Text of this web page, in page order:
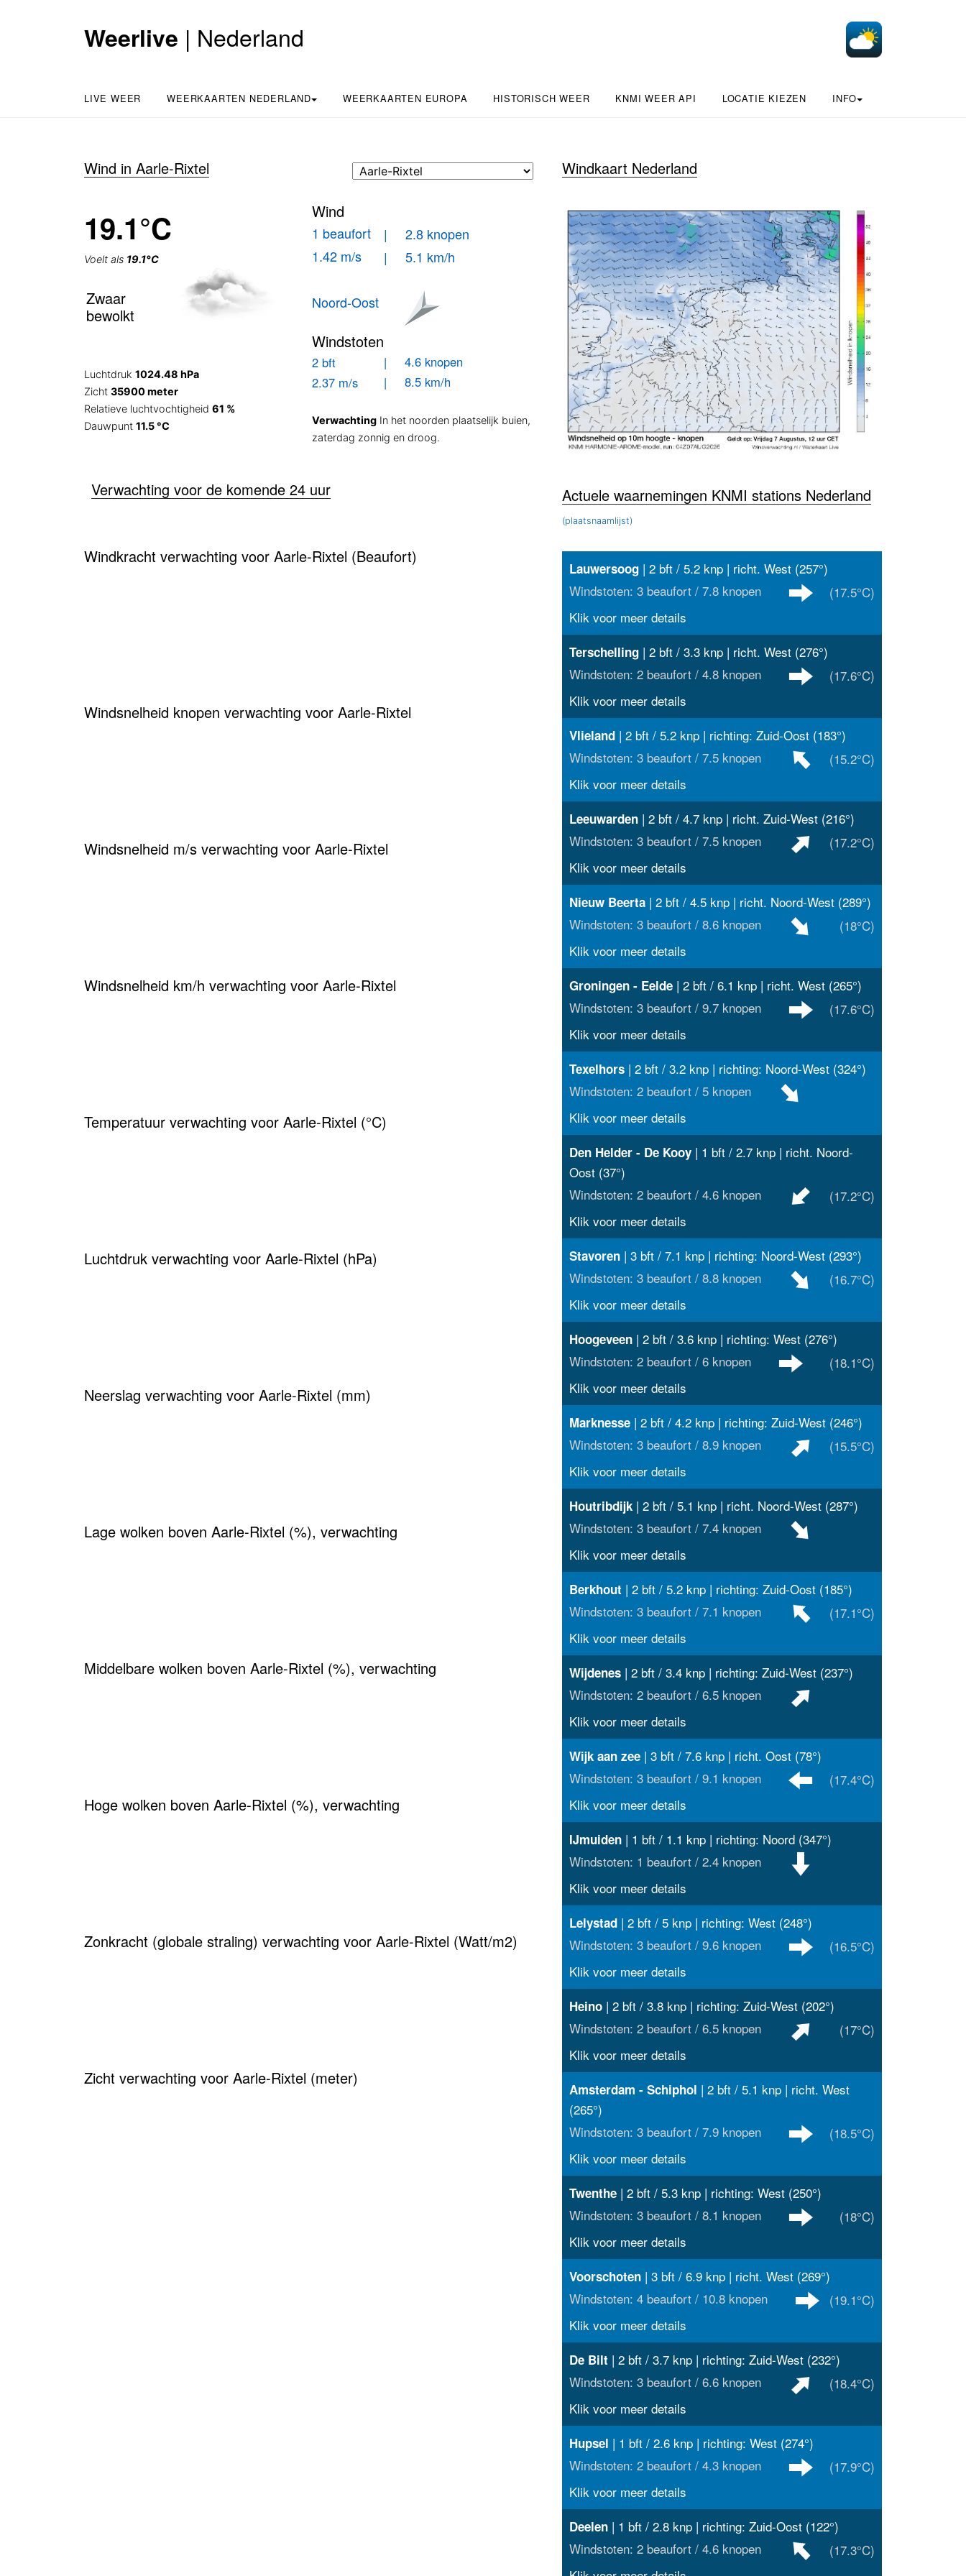
Weerlive | Nederland
LIVE WEER WEERKAARTEN NEDERLAND WEERKAARTEN EUROPA HISTORISCH WEER KNMI WEER API LOCATIE KIEZEN INFO
Wind in Aarle-Rixtel
Wind
1 beaufort
| 2.8 knopen
1.42 m/s
| 5.1 km/h
Noord-Oost
Windstoten
2 bft
| 4.6 knopen
2.37 m/s
| 8.5 km/h
Verwachting In het noorden plaatselijk buien,
zaterdag zonnig en droog.
19.1°C
Voelt als 19.1°C
Zwaar
bewolkt
Luchtdruk 1024.48 hPa
Zicht 35900 meter
Relatieve luchtvochtigheid 61 %
Dauwpunt 11.5 °C
Verwachting voor de komende 24 uur
Windkracht verwachting voor Aarle-Rixtel (Beaufort)
Windsnelheid knopen verwachting voor Aarle-Rixtel
Windsnelheid m/s verwachting voor Aarle-Rixtel
Windsnelheid km/h verwachting voor Aarle-Rixtel
Temperatuur verwachting voor Aarle-Rixtel (°C)
Luchtdruk verwachting voor Aarle-Rixtel (hPa)
Neerslag verwachting voor Aarle-Rixtel (mm)
Lage wolken boven Aarle-Rixtel (%), verwachting
Middelbare wolken boven Aarle-Rixtel (%), verwachting
Hoge wolken boven Aarle-Rixtel (%), verwachting
Zonkracht (globale straling) verwachting voor Aarle-Rixtel (Watt/m2)
Zicht verwachting voor Aarle-Rixtel (meter)
Windkaart Nederland
Actuele waarnemingen KNMI stations Nederland
(plaatsnaamlijst)
Lauwersoog| 2 bft / 5.2 knp | richt. West (257°)
Windstoten: 3 beaufort / 7.8 knopen
(17.5°C)
Klik voor meer details
Terschelling| 2 bft / 3.3 knp | richt. West (276°)
Windstoten: 2 beaufort / 4.8 knopen
(17.6°C)
Klik voor meer details
Vlieland| 2 bft / 5.2 knp | richting: Zuid-Oost (183°)
Windstoten: 3 beaufort / 7.5 knopen
(15.2°C)
Klik voor meer details
Leeuwarden| 2 bft / 4.7 knp | richt. Zuid-West (216°)
Windstoten: 3 beaufort / 7.5 knopen
(17.2°C)
Klik voor meer details
Nieuw Beerta| 2 bft / 4.5 knp | richt. Noord-West (289°)
Windstoten: 3 beaufort / 8.6 knopen
(18°C)
Klik voor meer details
Groningen - Eelde| 2 bft / 6.1 knp | richt. West (265°)
Windstoten: 3 beaufort / 9.7 knopen
(17.6°C)
Klik voor meer details
Texelhors| 2 bft / 3.2 knp | richting: Noord-West (324°)
Windstoten: 2 beaufort / 5 knopen
Klik voor meer details
Den Helder - De Kooy| 1 bft / 2.7 knp | richt. Noord-
Oost (37°)
Windstoten: 2 beaufort / 4.6 knopen
(17.2°C)
Klik voor meer details
Stavoren| 3 bft / 7.1 knp | richting: Noord-West (293°)
Windstoten: 3 beaufort / 8.8 knopen
(16.7°C)
Klik voor meer details
Hoogeveen| 2 bft / 3.6 knp | richting: West (276°)
Windstoten: 2 beaufort / 6 knopen
(18.1°C)
Klik voor meer details
Marknesse| 2 bft / 4.2 knp | richting: Zuid-West (246°)
Windstoten: 3 beaufort / 8.9 knopen
(15.5°C)
Klik voor meer details
Houtribdijk| 2 bft / 5.1 knp | richt. Noord-West (287°)
Windstoten: 3 beaufort / 7.4 knopen
Klik voor meer details
Berkhout| 2 bft / 5.2 knp | richting: Zuid-Oost (185°)
Windstoten: 3 beaufort / 7.1 knopen
(17.1°C)
Klik voor meer details
Wijdenes| 2 bft / 3.4 knp | richting: Zuid-West (237°)
Windstoten: 2 beaufort / 6.5 knopen
Klik voor meer details
Wijk aan zee| 3 bft / 7.6 knp | richt. Oost (78°)
Windstoten: 3 beaufort / 9.1 knopen
(17.4°C)
Klik voor meer details
IJmuiden| 1 bft / 1.1 knp | richting: Noord (347°)
Windstoten: 1 beaufort / 2.4 knopen
Klik voor meer details
Lelystad| 2 bft / 5 knp | richting: West (248°)
Windstoten: 3 beaufort / 9.6 knopen
(16.5°C)
Klik voor meer details
Heino| 2 bft / 3.8 knp | richting: Zuid-West (202°)
Windstoten: 2 beaufort / 6.5 knopen
(17°C)
Klik voor meer details
Amsterdam - Schiphol | 2 bft / 5.1 knp | richt. West
(265°)
Windstoten: 3 beaufort / 7.9 knopen
(18.5°C)
Klik voor meer details
Twenthe| 2 bft / 5.3 knp | richting: West (250°)
Windstoten: 3 beaufort / 8.1 knopen
(18°C)
Klik voor meer details
Voorschoten| 3 bft / 6.9 knp | richt. West (269°)
Windstoten: 4 beaufort / 10.8 knopen
(19.1°C)
Klik voor meer details
De Bilt| 2 bft / 3.7 knp | richting: Zuid-West (232°)
Windstoten: 3 beaufort / 6.6 knopen
(18.4°C)
Klik voor meer details
Hupsel | 1 bft / 2.6 knp | richting: West (274°)
Windstoten: 2 beaufort / 4.3 knopen
(17.9°C)
Klik voor meer details
Deelen| 1 bft / 2.8 knp | richting: Zuid-Oost (122°)
Windstoten: 2 beaufort / 4.6 knopen
(17.3°C)